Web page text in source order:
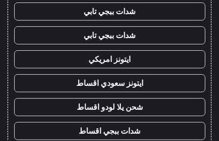
شدات ببجي تابي
شدات ببجي تابي
ايتونز امريكي
ايتونز سعودي اقساط
شحن يلا لودو اقساط
شدات ببجي اقساط